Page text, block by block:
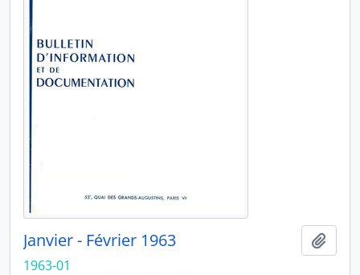
Janvier - Février 1963
1963-01